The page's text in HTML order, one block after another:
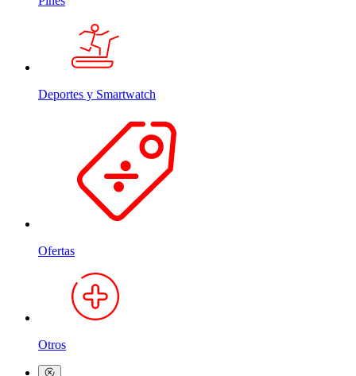
Deportes y Smartwatch
Ofertas
Otros